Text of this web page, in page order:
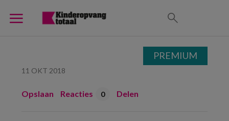
11 OKT 2018
Opslaan Reacties 0 Delen
PREMIUM